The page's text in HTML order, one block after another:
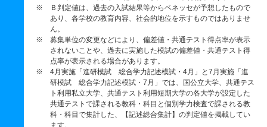
※ Ｂ判定値は、過去の入試結果等からベネッセが予想したもので
あり、各学校の教育内容、社会的地位を示すものではありませ
ん。
※ 募集単位の変更などにより、偏差値・共通テスト得点率が表示
されないことや、過去に実施した模試の偏差値・共通テスト得
点率が表示される場合があります。
※ 4月実施「進研模試 総合学力記述模試・4月」と7月実施「進
研模試 総合学力記述模試・7月」では、国公立大学、共通テス
ト利用私立大学、共通テスト利用短期大学の各大学が設定した
共通テストで課される教科・科目と個別学力検査で課される教
科・科目で集計した、【記述総合集計】の判定値を掲載してい
ます。